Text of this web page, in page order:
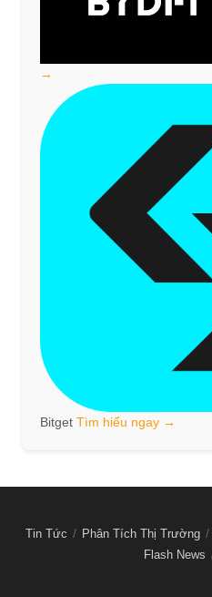
→
Bitget Tìm hiểu ngay →
Tin Tức Phân Tích Thị Trường
Flash News